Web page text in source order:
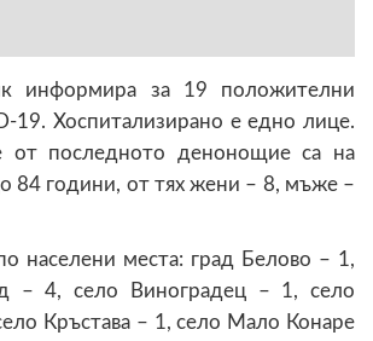
информира за 19 положителни
19. Хоспитализирано е едно лице.
от последното денонощие са на
84 години, от тях жени – 8, мъже –
населени места: град Белово – 1,
– 4, село Виноградец – 1, село
Кръстава – 1, село Мало Конаре